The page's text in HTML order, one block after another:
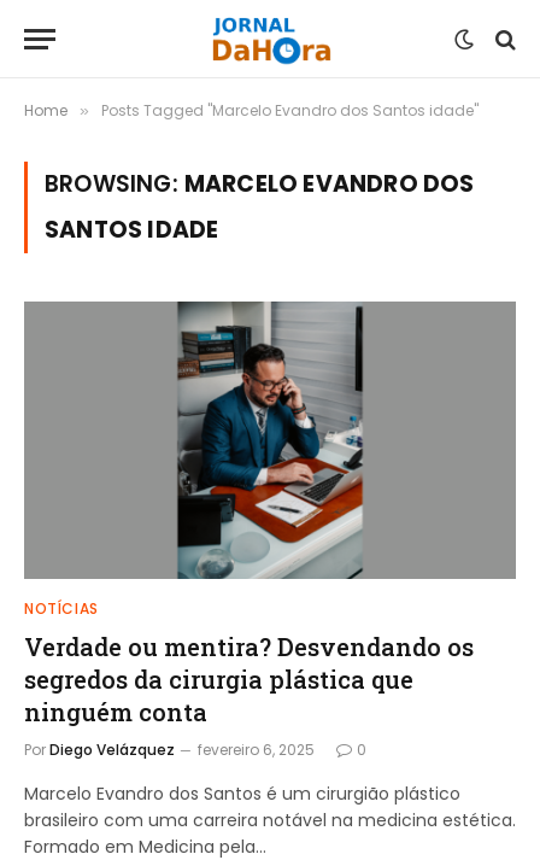
Home » Posts Tagged "Marcelo Evandro dos Santos idade"
BROWSING: MARCELO EVANDRO DOS
SANTOS IDADE
NOTÍCIAS
Verdade ou mentira? Desvendando os
segredos da cirurgia plástica que
ninguém conta
PorDiego Velázquez fevereiro 6, 2025 0
Marcelo Evandro dos Santos é um cirurgião plástico
brasileiro com uma carreira notável na medicina estética.
Formado em Medicina pela…